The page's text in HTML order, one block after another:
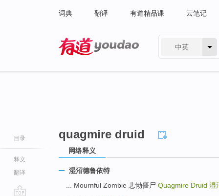
词典 翻译 有道精品课 云笔记
中英
目录
释义
翻译
quagmire druid
网络释义
湿沼德鲁依特
... Mournful Zombie 悲恸僵尸 Quagmire Druid 湿